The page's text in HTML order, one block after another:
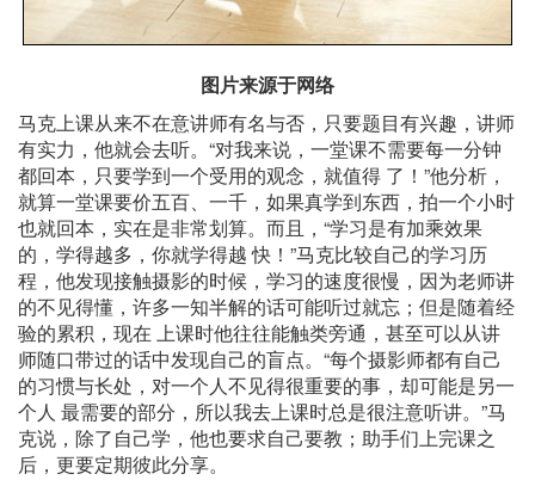
图片来源于网络
马克上课从来不在意讲师有名与否，只要题目有兴趣，讲师
有实力，他就会去听。“对我来说，一堂课不需要每一分钟
都回本，只要学到一个受用的观念，就值得 了！”他分析，
就算一堂课要价五百、一千，如果真学到东西，拍一个小时
也就回本，实在是非常划算。而且，“学习是有加乘效果
的，学得越多，你就学得越 快！”马克比较自己的学习历
程，他发现接触摄影的时候，学习的速度很慢，因为老师讲
的不见得懂，许多一知半解的话可能听过就忘；但是随着经
验的累积，现在 上课时他往往能触类旁通，甚至可以从讲
师随口带过的话中发现自己的盲点。“每个摄影师都有自己
的习惯与长处，对一个人不见得很重要的事，却可能是另一
个人 最需要的部分，所以我去上课时总是很注意听讲。”马
克说，除了自己学，他也要求自己要教；助手们上完课之
后，更要定期彼此分享。